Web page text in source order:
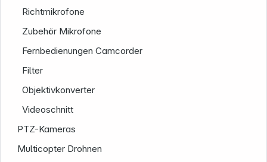
Richtmikrofone
Zubehör Mikrofone
Fernbedienungen Camcorder
Filter
Objektivkonverter
Videoschnitt
PTZ-Kameras
Multicopter Drohnen